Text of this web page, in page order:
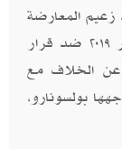
خوان جوايدو، زعيم المعارضة
الفنزويلية، كما صوتت البرازيل فى نوفمبر ٢٠١٩ ضد قرار
الخلاف مع
بولسونارو،